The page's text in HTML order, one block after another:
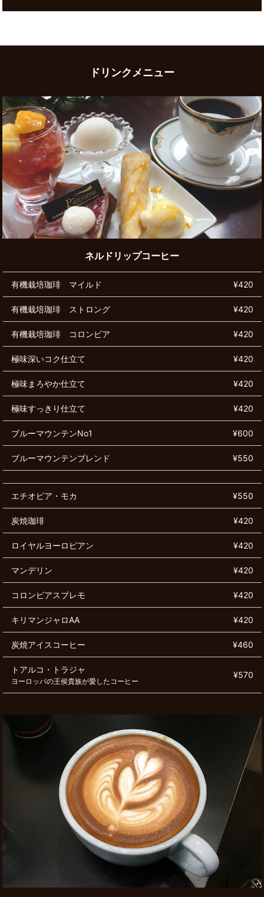
ドリンクメニュー
ネルドリップコーヒー
有機栽培珈琲 マイルド ¥420
有機栽培珈琲 ストロング ¥420
有機栽培珈琲 コロンビア ¥420
極味深いコク仕立て ¥420
極味まろやか仕立て ¥420
極味すっきり仕立て ¥420
ブルーマウンテンNo1 ¥600
ブルーマウンテンブレンド ¥550
エチオピア・モカ ¥550
炭焼珈琲 ¥420
ロイヤルヨーロピアン ¥420
マンデリン ¥420
コロンビアスプレモ ¥420
キリマンジャロAA ¥420
炭焼アイスコーヒー ¥460
トアルコ・トラジャ
ヨーロッパの王侯貴族が愛したコーヒー
¥570